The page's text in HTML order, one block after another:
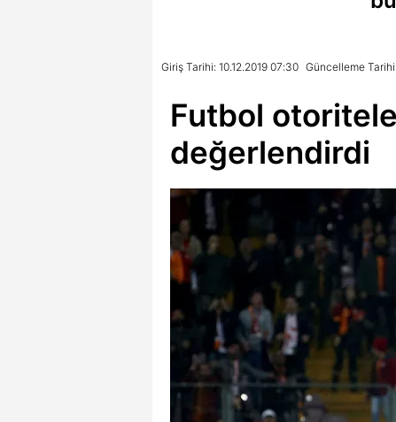
Giriş Tarihi: 10.12.2019 07:30 Güncelleme
Futbol
değerlendirdi